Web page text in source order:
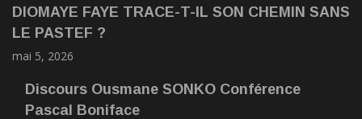
DIOMAYE FAYE TRACE-T-IL SON CHEMIN SANS
LE PASTEF ?
mai 5, 2026
Discours Ousmane SONKO Conférence
Pascal Boniface